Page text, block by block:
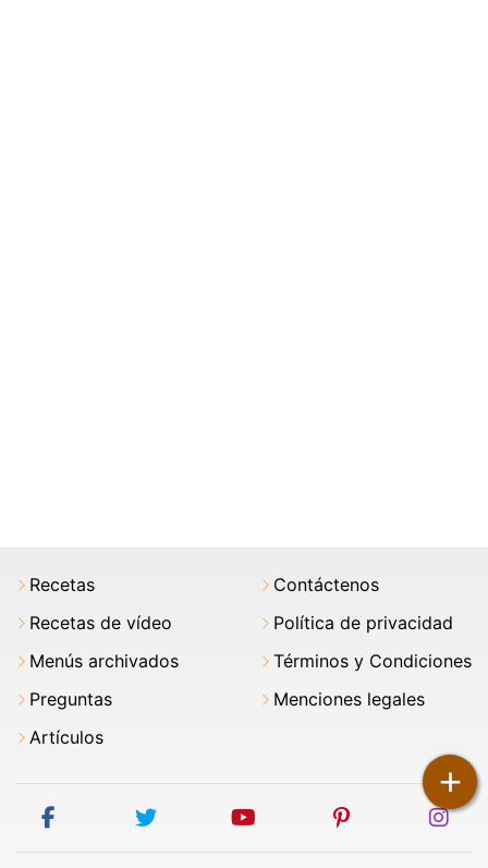
+
Recetas
Recetas de vídeo
Menús archivados
Preguntas
Artículos
Contáctenos
Política de privacidad
Términos y Condiciones
Menciones legales
facebook twitter youtube pinterest